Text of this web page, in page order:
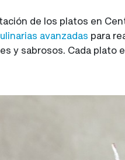
de los platos en
avanzadas para
y sabrosos. Cada plato